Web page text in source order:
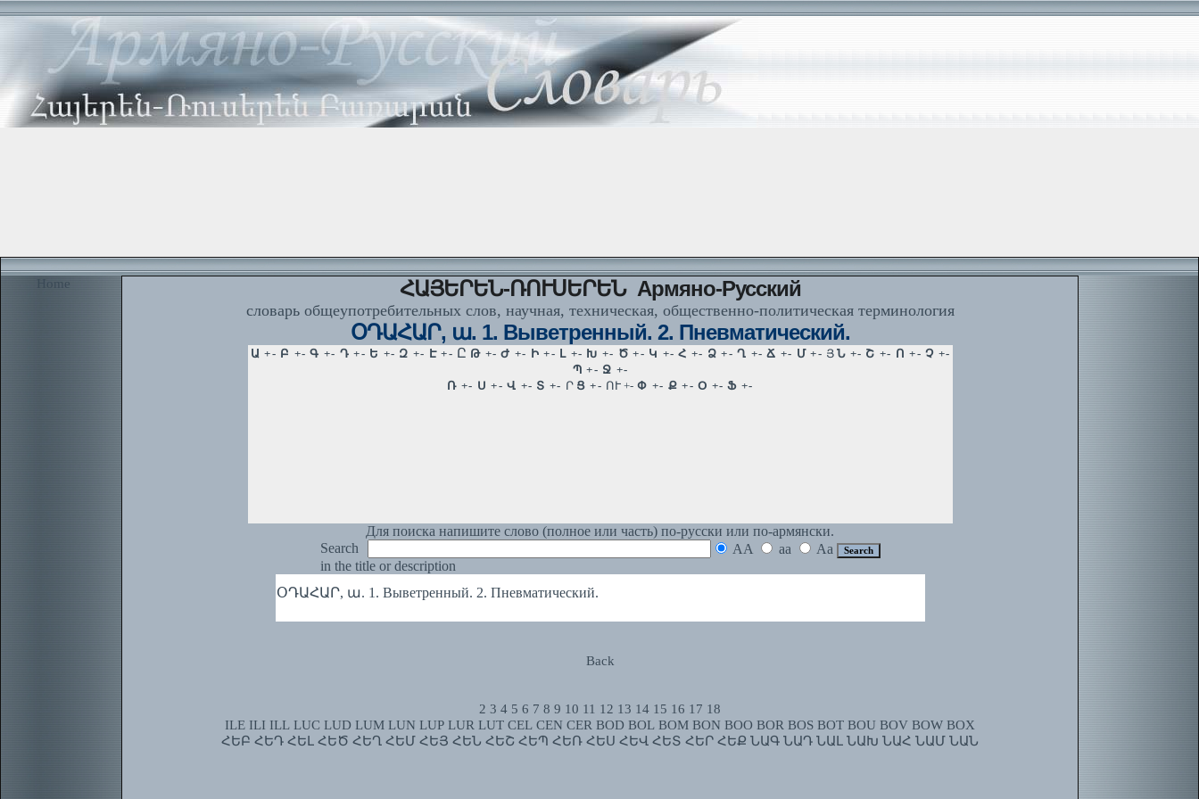
Home ՀԱՅԵՐԵՆ-ՌՈՒՍԵՐԵՆ Армяно-Русский
словарь общеупотребительных слов, научная, техническая, общественно-политическая терминология
ՕԴԱՀԱՐ, ա. 1. Выветренный. 2. Пневматический.
Для поиска напишите слово (полное или часть) по-русски или по-армянски.
Search
AA aa
Aa
in the title or description
ՕԴԱՀԱՐ, ա. 1. Выветренный. 2. Пневматический.
Back
2 3 4 5 6 7 8 9 10 11 12 13 14 15 16 17 18
ILE ILI ILL LUC LUD LUM LUN LUP LUR LUT CEL CEN CER BOD BOL BOM BON BOO BOR BOS BOT BOU BOV BOW BOX
ՀԵԲ ՀԵԴ ՀԵԼ ՀԵԾ ՀԵՂ ՀԵՄ ՀԵՅ ՀԵՆ ՀԵՇ ՀԵՊ ՀԵՌ ՀԵՍ ՀԵՎ ՀԵՏ ՀԵՐ ՀԵՔ ՆԱԳ ՆԱԴ ՆԱԼ ՆԱԽ ՆԱՀ ՆԱՄ ՆԱՆ